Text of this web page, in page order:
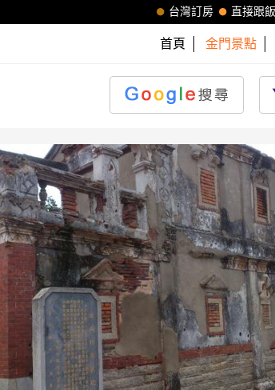
直接跟
台灣訂房
首頁 金門景點